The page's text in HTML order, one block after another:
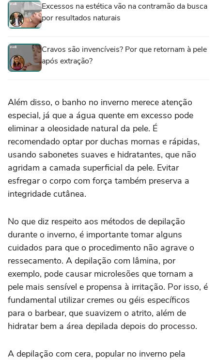
Excessos na estética vão na contramão da busca
por resultados naturais
Cravos são invencíveis? Por que retornam à pele
após extração?
Além disso, o banho no inverno merece atenção
especial, já que a água quente em excesso pode
eliminar a oleosidade natural da pele. É
recomendado optar por duchas mornas e rápidas,
usando sabonetes suaves e hidratantes, que não
agridam a camada superficial da pele. Evitar
esfregar o corpo com força também preserva a
integridade cutânea.
No que diz respeito aos métodos de depilação
durante o inverno, é importante tomar alguns
cuidados para que o procedimento não agrave o
ressecamento. A depilação com lâmina, por
exemplo, pode causar microlesões que tornam a
pele mais sensível e propensa à irritação. Por isso, é
fundamental utilizar cremes ou géis específicos
para o barbear, que suavizem o atrito, além de
hidratar bem a área depilada depois do processo.
A depilação com cera, popular no inverno pela